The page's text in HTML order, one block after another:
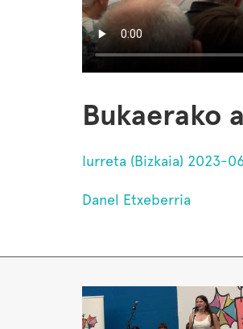
Bukaerako
Iurreta (Bizkaia) 2023-
Danel Etxeberria